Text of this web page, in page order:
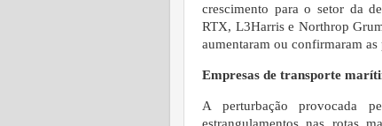
crescimento para o setor da
RTX, L3Harris e Northrop
aumentaram ou confirmaram
Empresas de transporte
A perturbação provocada